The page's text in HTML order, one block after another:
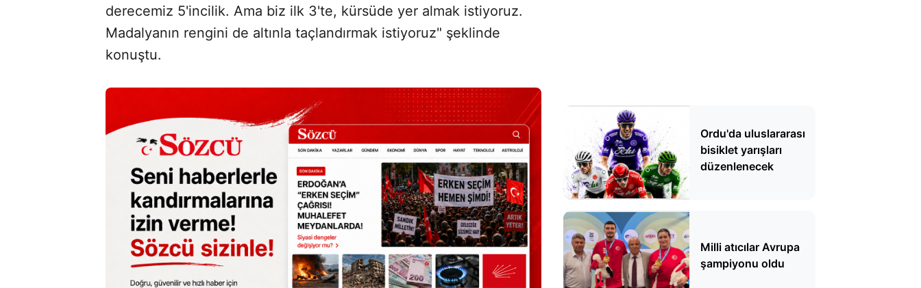
derecemiz 5'incilik. Ama biz ilk 3'te, kürsüde yer almak istiyoruz.
Madalyanın rengini de altınla taçlandırmak istiyoruz" şeklinde
konuştu.
Ordu'da uluslararası
bisiklet yarışları
düzenlenecek
Milli atıcılar Avrupa
şampiyonu oldu